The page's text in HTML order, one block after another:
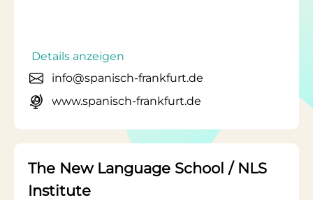
Details anzeigen
info@spanisch-frankfurt.de
www.spanisch-frankfurt.de
The New Language School / NLS
Institute